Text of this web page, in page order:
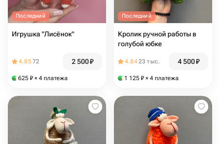
Последний
Игрушка "Лисёнок"
4.8572 2 500₽
625 ₽ × 4 платежа
Последний
Кролик ручной работы в
голубой юбке
4.8423 тыс. 4 500₽
1 125 ₽ × 4 платежа